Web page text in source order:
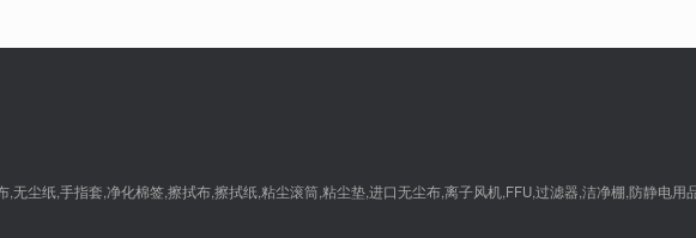
尘纸,手指套,净化棉签,擦拭布,擦拭纸,粘尘滚筒,粘尘垫,进口无尘布,离子风机,FFU,过滤器,洁净棚,防静电用